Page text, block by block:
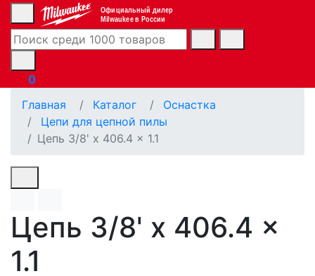
Официальный дилер
Milwaukee в России
0
Главная
Каталог
Оснастка
Цепи для цепной пилы
Цепь 3/8' x 406.4 x 1.1
Цепь 3/8' x 406.4 x
1.1